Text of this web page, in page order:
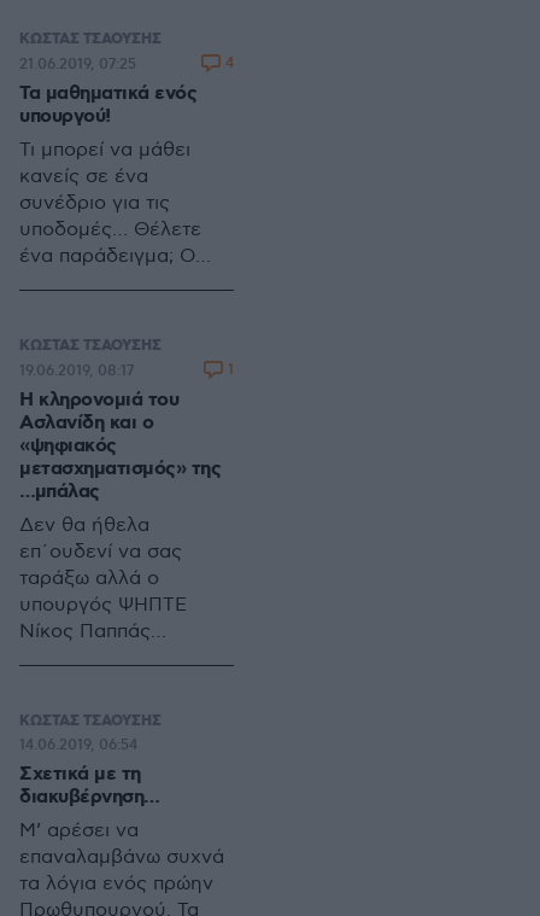
Ελληνικής Εταιρείας
Συμμετοχών και
Περιουσίας – γνωστή
και ως Υπερταμείο.
ΚΩΣΤΑΣ ΤΣΑΟΥΣΗΣ
Τα μαθηματικά ενός
υπουργού!
Τι μπορεί να μάθει
κανείς σε ένα
συνέδριο για τις
υποδομές… Θέλετε
ένα παράδειγμα; Ο
υπουργός Υποδομών,
Μεταφορών και
Δικτύων και πρώην
πρόεδρος του
Τεχνικού
Επιμελητήριου (ΤΕΕ)
Χρήστος Σπίρτζης μας
αποκάλυψε κάτι που
αγνοούσαμε: « (…)οι
παραχωρήσεις και τα
ΣΔΙΤ, (…)κοστίζουν το
εικοσαπλάσιο από όσο
21.06.2019, 07:25 4
ΚΩΣΤΑΣ ΤΣΑΟΥΣΗΣ
Η κληρονομιά του
Ασλανίδη και ο
«ψηφιακός
μετασχηματισμός» της
…μπάλας
Δεν θα ήθελα
επ΄ουδενί να σας
ταράξω αλλά ο
υπουργός ΨΗΠΤΕ
Νίκος Παππάς
της υπ’αρ.
7663/2019/16.5.2019
απόφασης
«Συγκρότηση
τριμελούς Επιτροπής
Παρακολούθησης και
Παραλαβής για το
έργο «Ψηφιακός
19.06.2019, 08:17 1
ΚΩΣΤΑΣ ΤΣΑΟΥΣΗΣ
Σχετικά με τη
διακυβέρνηση…
Μ’ αρέσει να
επαναλαμβάνω συχνά
τα λόγια ενός πρώην
Πρωθυπουργού. Τα
14.06.2019, 06:54